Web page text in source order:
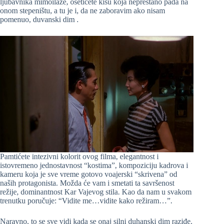
ljubavnika mimoilaze, osetićete kišu koja neprestano pada na
onom stepeništu, a tu je i, da ne zaboravim ako nisam
pomenuo, duvanski dim .
Pamtićete intezivni kolorit ovog filma, elegantnost i
istovremeno jednostavnost “kostima”, kompoziciju kadrova i
kameru koja je sve vreme gotovo voajerski “skrivena” od
naših protagonista. Možda će vam i smetati ta savršenost
režije, dominantnost Kar Vajevog stila. Kao da nam u svakom
trenutku poručuje: “Vidite me…vidite kako režiram…”.
Naravno, to se sve vidi kada se onaj silni duhanski dim raziđe.